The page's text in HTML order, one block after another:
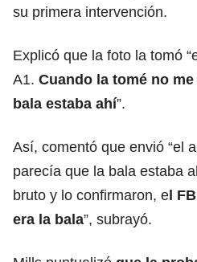
su primera intervención.
Explicó que la foto la tomó
A1. Cuando la tomé no
bala estaba ahí”.
Así, comentó que envió “el
parecía que la bala estaba
bruto y lo confirmaron, el
era la bala”, subrayó.